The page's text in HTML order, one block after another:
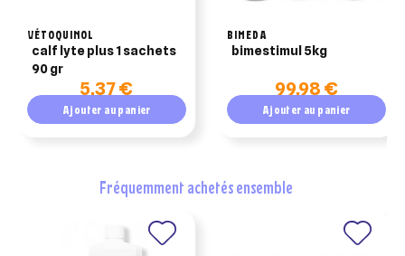
VÉTOQUINOL
calf lyte plus 1 sachets
90 gr
5,37 €
Ajouter au panier
BIMEDA
bimestimul 5kg
99,98 €
Ajouter au panier
fréquemment achetés ensemble